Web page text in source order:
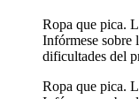
Ropa que pica.
Infórmese sobre
dificultades del
Ropa que pica.